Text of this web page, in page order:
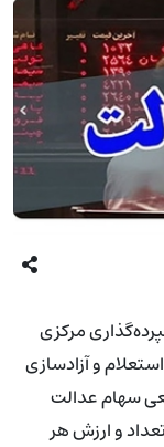
مرکزی
و آزادسازی
سهام عدالت
و ارزش هر